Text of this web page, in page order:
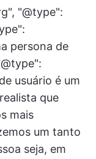
"@type":
persona de
usuário é um
que
mais
um tanto
seja, em